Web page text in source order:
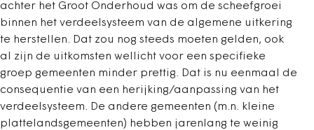
achter het Groot Onderhoud was om de scheefgroei
binnen het verdeelsysteem van de algemene uitkering
te herstellen. Dat zou nog steeds moeten gelden, ook
al zijn de uitkomsten wellicht voor een specifieke
groep gemeenten minder prettig. Dat is nu eenmaal de
consequentie van een herijking/aanpassing van het
verdeelsysteem. De andere gemeenten (m.n. kleine
plattelandsgemeenten) hebben jarenlang te weinig